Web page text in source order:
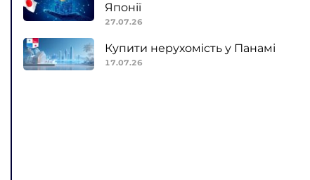
Японії
27.07.26
Купити нерухомість у Панамі
17.07.26